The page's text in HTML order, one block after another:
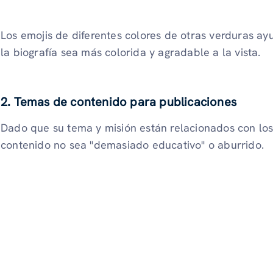
Los emojis de diferentes colores de otras verduras
la biografía sea más colorida y agradable a la vista.
2. Temas de contenido para publicaciones
Dado que su tema y misión están relacionados con
contenido no sea "demasiado educativo" o aburrido.